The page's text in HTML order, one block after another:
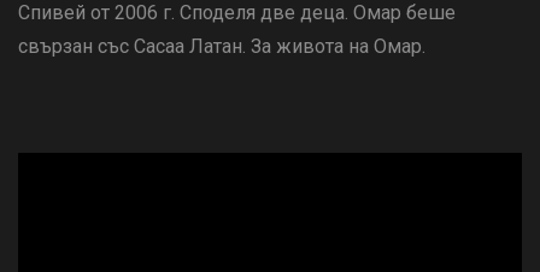
Спивей от 2006 г. Споделя две деца. Омар беше
свързан със Сасаа Латан. За живота на Омар.